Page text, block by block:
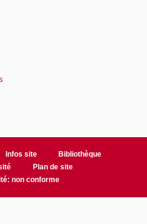
Infos site
Bibliothèque
Plan de site
non conforme